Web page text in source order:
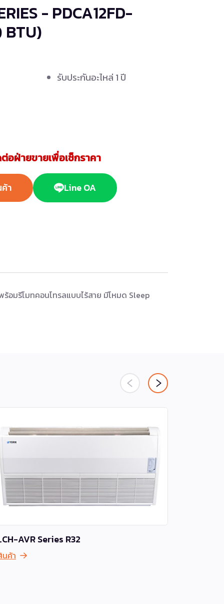
- PDCA12FD-
BTU)
รับประกันอะไหล่ 1 ปี
ฝ่ายขายเพื่อเช็กราคา
า Line OA
อมรีโมทคอนโทรลแบบไร้สาย มีโหมด Sleep
AVR Series R32
ค้า